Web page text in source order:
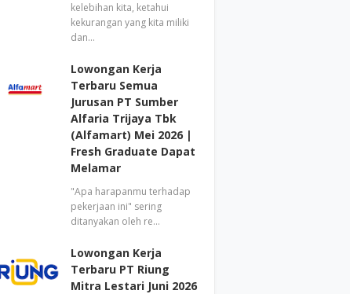
kelebihan kita, ketahui
kekurangan yang kita miliki
dan…
Lowongan Kerja
Terbaru Semua
Jurusan PT Sumber
Alfaria Trijaya Tbk
(Alfamart) Mei 2026 |
Fresh Graduate Dapat
Melamar
"Apa harapanmu terhadap
pekerjaan ini" sering
ditanyakan oleh re…
Lowongan Kerja
Terbaru PT Riung
Mitra Lestari Juni 2026